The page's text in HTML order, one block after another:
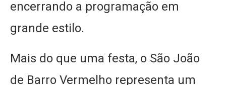
encerrando a programação em
grande estilo.
Mais do que uma festa, o São João
de Barro Vermelho representa um